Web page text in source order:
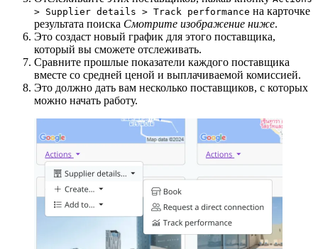
> Supplier details > Track performance на карточке
результата поиска Смотрите изображение ниже.
Это создаст новый график для этого поставщика,
который вы сможете отслеживать.
Сравните прошлые показатели каждого поставщика
вместе со средней ценой и выплачиваемой комиссией.
Это должно дать вам несколько поставщиков, с которых
можно начать работу.